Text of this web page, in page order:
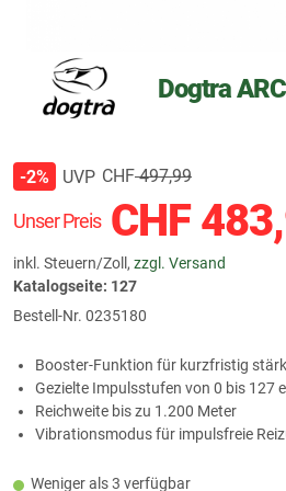
Dogtra
Unser Preis CHF
inkl. Steuern/Zoll, zzgl. Versand
-2% UVP CHF497,99
Katalogseite: 127
Bestell-Nr. 0235180
Booster-Funktion für kurzfristig
Gezielte Impulsstufen von 0 bis 127
Reichweite bis zu 1.200 Meter
Vibrationsmodus für impulsfreie
Weniger als 3 verfügbar